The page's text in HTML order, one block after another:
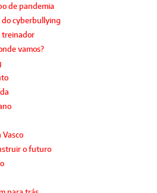
de pandemia
do cyberbullying
treinador
vamos?
Vasco
o futuro